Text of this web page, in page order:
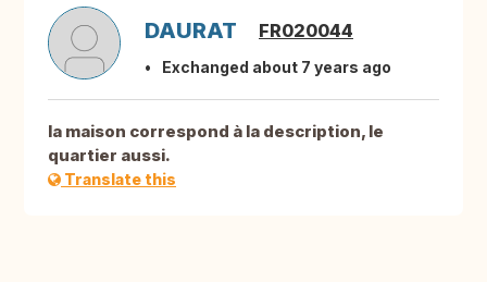
DAURAT FR020044
Exchanged about 7 years ago
la maison correspond à la description, le
quartier aussi.
Translate this